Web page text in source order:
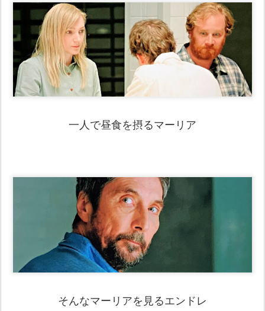
一人で昼食を摂るマーリア
そんなマーリアを見るエンドレ